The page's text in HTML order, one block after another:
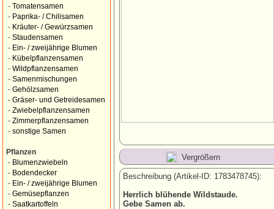
- Tomatensamen
- Paprika- / Chilisamen
- Kräuter- / Gewürzsamen
- Staudensamen
- Ein- / zweijährige Blumen
- Kübelpflanzensamen
- Wildpflanzensamen
- Samenmischungen
- Gehölzsamen
- Gräser- und Getreidesamen
- Zwiebelpflanzensamen
- Zimmerpflanzensamen
- sonstige Samen
Pflanzen
- Blumenzwiebeln
- Bodendecker
- Ein- / zweijährige Blumen
- Gemüsepflanzen
- Saatkartoffeln
Vergrößern
Beschreibung (Artikel-ID: 1783478745):
Herrlich blühende Wildstaude.
Gebe Samen ab.